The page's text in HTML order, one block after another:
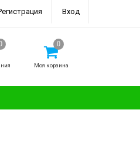
Вход
Моя корзина